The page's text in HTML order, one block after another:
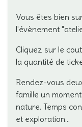
Vous êtes bien
l'évènement
Cliquez sur le
la quantité de
Rendez-vous
famille un
nature. Temps
et exploration...